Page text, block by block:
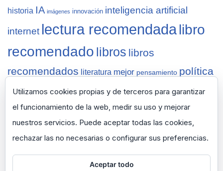
historia IA imágenes innovación inteligencia artificial
internet lectura recomendada libro
recomendado libros libros
recomendados literatura mejor pensamiento política
recomendaciones reflexiones sabiduría
Salamanca
sapiens
selección semana tecnología ted
Utilizamos cookies propias y de terceros para garantizar
el funcionamiento de la web, medir su uso y mejorar
nuestros servicios. Puede aceptar todas las cookies,
rechazar las no necesarias o configurar sus preferencias.
Aceptar todo